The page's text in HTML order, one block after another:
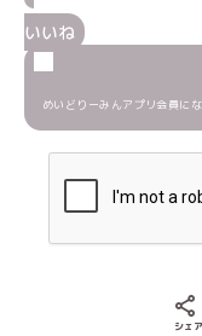
いいね
めいどりーみんアプリ会員に
シェ